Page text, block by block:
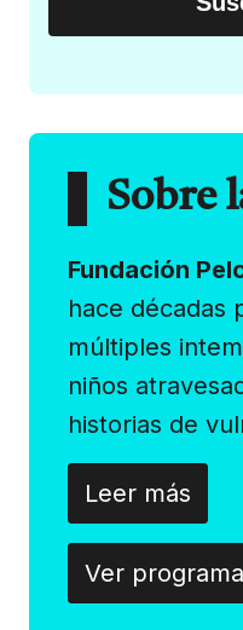
Sobre
Fundación
hace décadas
múltiples
niños
historias de
Leer más
Ver